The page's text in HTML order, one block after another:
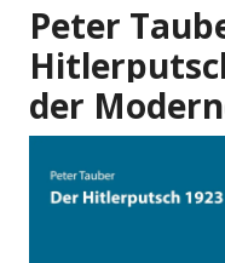
Peter
der